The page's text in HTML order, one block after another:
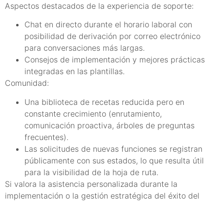
Aspectos destacados de la experiencia de soporte:
Chat en directo durante el horario laboral con
posibilidad de derivación por correo electrónico
para conversaciones más largas.
Consejos de implementación y mejores prácticas
integradas en las plantillas.
Comunidad:
Una biblioteca de recetas reducida pero en
constante crecimiento (enrutamiento,
comunicación proactiva, árboles de preguntas
frecuentes).
Las solicitudes de nuevas funciones se registran
públicamente con sus estados, lo que resulta útil
para la visibilidad de la hoja de ruta.
Si valora la asistencia personalizada durante la
implementación o la gestión estratégica del éxito del